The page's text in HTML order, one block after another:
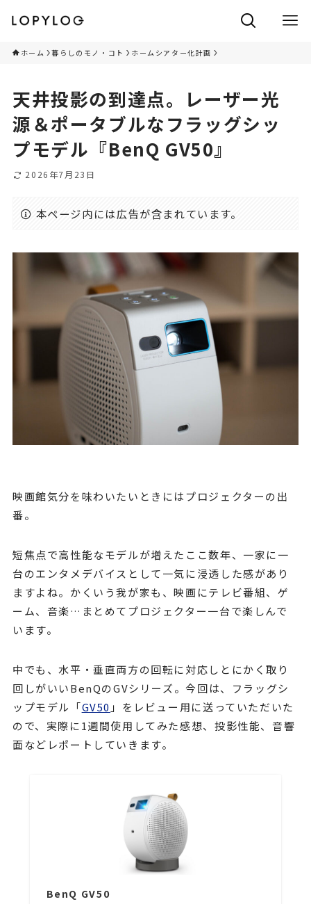
ホーム 暮らしのモノ・コト ホームシアター化計画
天井投影の到達点。レーザー光
源＆ポータブルなフラッグシッ
プモデル『BenQ GV50』
2026年7月23日
本ページ内には広告が含まれています。
映画館気分を味わいたいときにはプロジェクターの出
番。
短焦点で高性能なモデルが増えたここ数年、一家に一
台のエンタメデバイスとして一気に浸透した感があり
ますよね。かくいう我が家も、映画にテレビ番組、ゲ
ーム、音楽…まとめてプロジェクター一台で楽しんで
います。
中でも、水平・垂直両方の回転に対応しとにかく取り
回しがいいBenQのGVシリーズ。今回は、フラッグシ
ップモデル「GV50 」をレビュー用に送っていただいた
ので、実際に1週間使用してみた感想、投影性能、音響
面などレポートしていきます。
BenQ GV50